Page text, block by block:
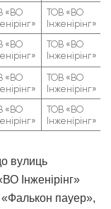
«ВО
ТОВ «ВО
Інженірінг»
«ВО
ТОВ «ВО
Інженірінг»
«ВО
ТОВ «ВО
Інженірінг»
«ВО
ТОВ «ВО
Інженірінг»
вулиць
Інженірінг»
пауер»,